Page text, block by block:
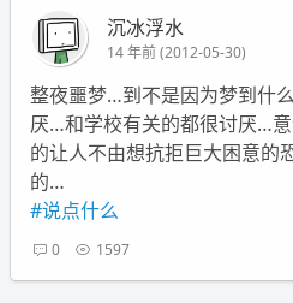
沉冰浮水
14 年前 (2012-05-30)
整夜噩梦…到不是因为梦到什
厌…和学校有关的都很讨厌…
的让人不由想抗拒巨大困意的
的…
#说点什么
0 1597